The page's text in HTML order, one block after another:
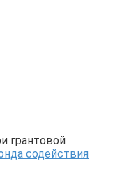
грантовой
содействия